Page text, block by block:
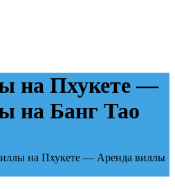
на Пхукете —
на Банг Тао
на Пхукете — Аренда виллы